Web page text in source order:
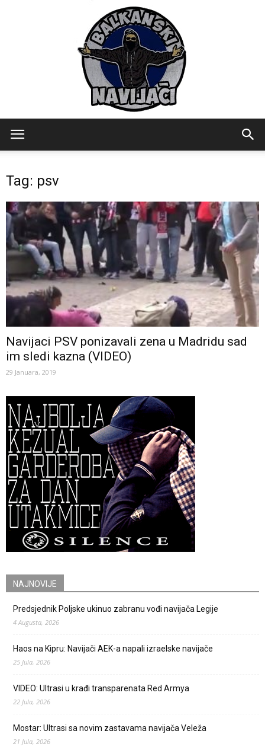
Tag: psv
Navijaci PSV ponizavali zena u Madridu sad
im sledi kazna (VIDEO)
29 Januara, 2019
NAJNOVIJE
Predsjednik Poljske ukinuo zabranu vođi navijača Legije
4 Augusta, 2026
Haos na Kipru: Navijači AEK-a napali izraelske navijače
25 Jula, 2026
VIDEO: Ultrasi u krađi transparenata Red Armya
22 Jula, 2026
Mostar: Ultrasi sa novim zastavama navijača Veleža
21 Jula, 2026